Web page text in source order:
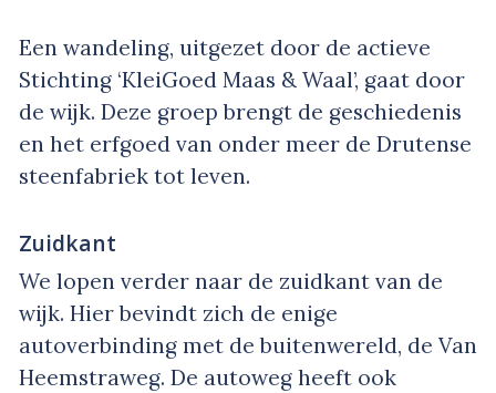
Een wandeling, uitgezet door de actieve
Stichting ‘KleiGoed Maas & Waal’, gaat door
de wijk. Deze groep brengt de geschiedenis
en het erfgoed van onder meer de Drutense
steenfabriek tot leven.
Zuidkant
We lopen verder naar de zuidkant van de
wijk. Hier bevindt zich de enige
autoverbinding met de buitenwereld, de Van
Heemstraweg. De autoweg heeft ook